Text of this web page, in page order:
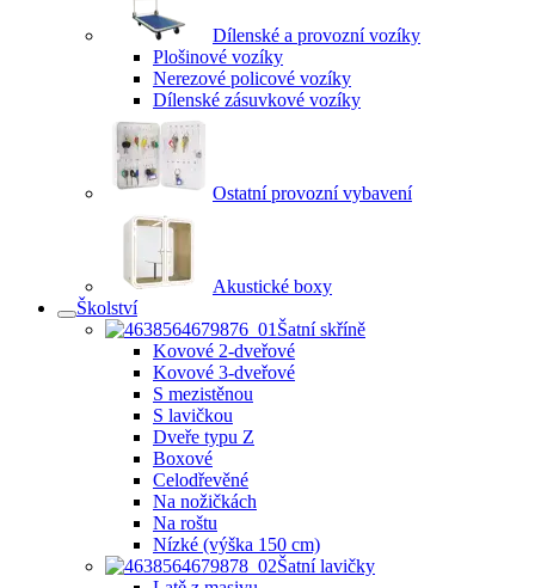
Dílenské a provozní vozíky
Plošinové vozíky
Nerezové policové vozíky
Dílenské zásuvkové vozíky
Ostatní provozní vybavení
Akustické boxy
Školství
Šatní skříně
Kovové 2-dveřové
Kovové 3-dveřové
S mezistěnou
S lavičkou
Dveře typu Z
Boxové
Celodřevěné
Na nožičkách
Na roštu
Nízké (výška 150 cm)
Šatní lavičky